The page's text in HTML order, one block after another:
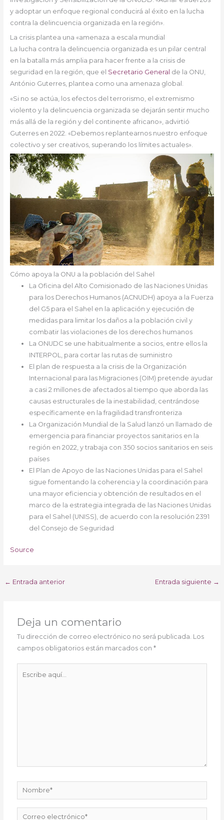
y adoptar un enfoque regional conducirá al éxito en la lucha
contra la delincuencia organizada en la región».
La crisis plantea una «amenaza a escala mundial
La lucha contra la delincuencia organizada es un pilar central
en la batalla más amplia para hacer frente a la crisis de
seguridad en la región, que el Secretario General de la ONU,
António Guterres, plantea como una amenaza global.
«Si no se actúa, los efectos del terrorismo, el extremismo
violento y la delincuencia organizada se dejarán sentir mucho
más allá de la región y del continente africano», advirtió
Guterres en 2022. «Debemos replantearnos nuestro enfoque
colectivo y ser creativos, superando los límites actuales».
Cómo apoya la ONU a la población del Sahel
La Oficina del Alto Comisionado de las Naciones Unidas
para los Derechos Humanos (ACNUDH) apoya a la Fuerza
del G5 para el Sahel en la aplicación y ejecución de
medidas para limitar los daños a la población civil y
combatir las violaciones de los derechos humanos
La ONUDC se une habitualmente a socios, entre ellos la
INTERPOL, para cortar las rutas de suministro
El plan de respuesta a la crisis de la Organización
Internacional para las Migraciones (OIM) pretende ayudar
a casi 2 millones de afectados al tiempo que aborda las
causas estructurales de la inestabilidad, centrándose
específicamente en la fragilidad transfronteriza
La Organización Mundial de la Salud lanzó un llamado de
emergencia para financiar proyectos sanitarios en la
región en 2022, y trabaja con 350 socios sanitarios en seis
países
El Plan de Apoyo de las Naciones Unidas para el Sahel
sigue fomentando la coherencia y la coordinación para
una mayor eficiencia y obtención de resultados en el
marco de la estrategia integrada de las Naciones Unidas
para el Sahel (UNISS), de acuerdo con la resolución 2391
del Consejo de Seguridad
Source
← Entrada anterior Entrada siguiente →
Deja un comentario
Tu dirección de correo electrónico no será publicada. Los
campos obligatorios están marcados con*
Nombre*
Correo